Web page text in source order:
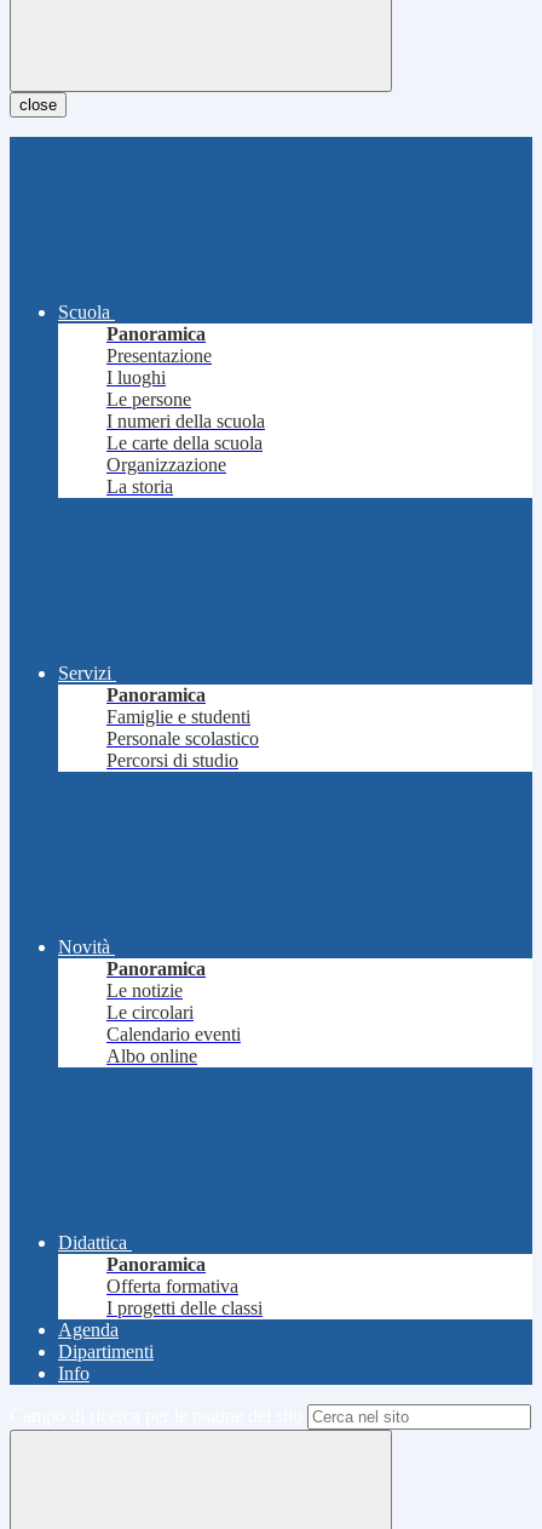
close
Scuola
Panoramica
Presentazione
I luoghi
Le persone
I numeri della scuola
Le carte della scuola
Organizzazione
La storia
Servizi
Panoramica
Famiglie e studenti
Personale scolastico
Percorsi di studio
Novità
Panoramica
Le notizie
Le circolari
Calendario eventi
Albo online
Didattica
Panoramica
Offerta formativa
I progetti delle classi
Agenda
Dipartimenti
Info